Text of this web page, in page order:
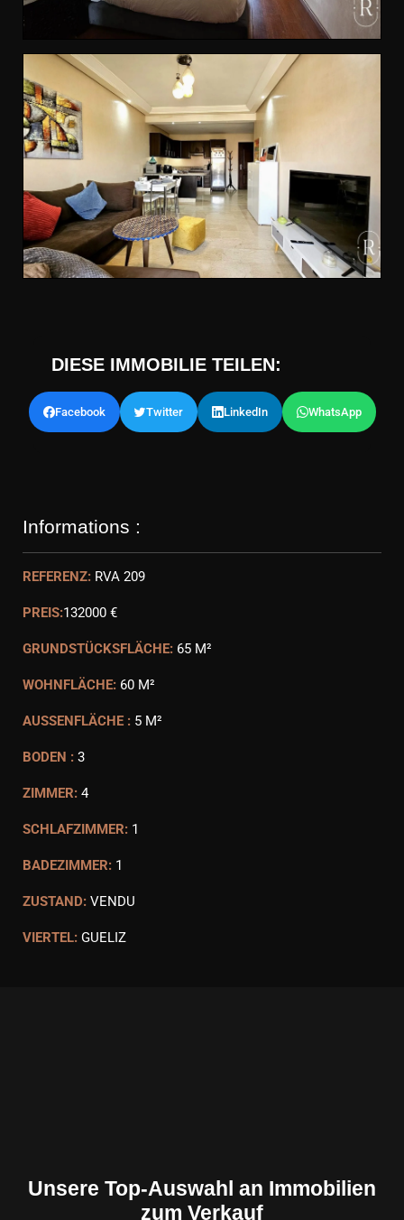
DIESE IMMOBILIE TEILEN:
Facebook Twitter LinkedIn WhatsApp
Informations :
REFERENZ: RVA 209
PREIS:132000 €
GRUNDSTÜCKSFLÄCHE: 65 M²
WOHNFLÄCHE: 60 M²
AUSSENFLÄCHE : 5 M²
BODEN : 3
ZIMMER: 4
SCHLAFZIMMER: 1
BADEZIMMER: 1
ZUSTAND: VENDU
VIERTEL: GUELIZ
Unsere Top-Auswahl an Immobilien
zum Verkauf